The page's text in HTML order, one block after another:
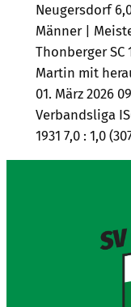
Neugersdorf
Männer |
Thonberger SC
Martin mit
01. März 2026
Verbandsliga
1931 7,0 : 1,0